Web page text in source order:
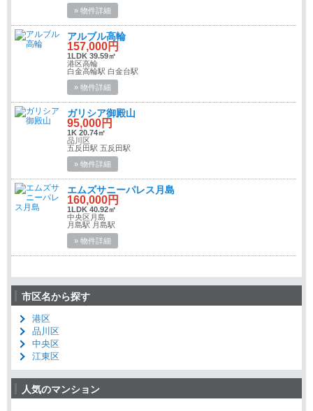
» 物件詳細
アルブル高輪
157,000円
1LDK 39.59㎡
港区高輪
白金高輪駅 白金台駅
» 物件詳細
ガリシア御殿山
95,000円
1K 20.74㎡
品川区
五反田駅 五反田駅
» 物件詳細
エムズサニーパレス月島
160,000円
1LDK 40.92㎡
中央区月島
月島駅 月島駅
» 物件詳細
市区名から探す
港区
品川区
中央区
江東区
人気のマンション